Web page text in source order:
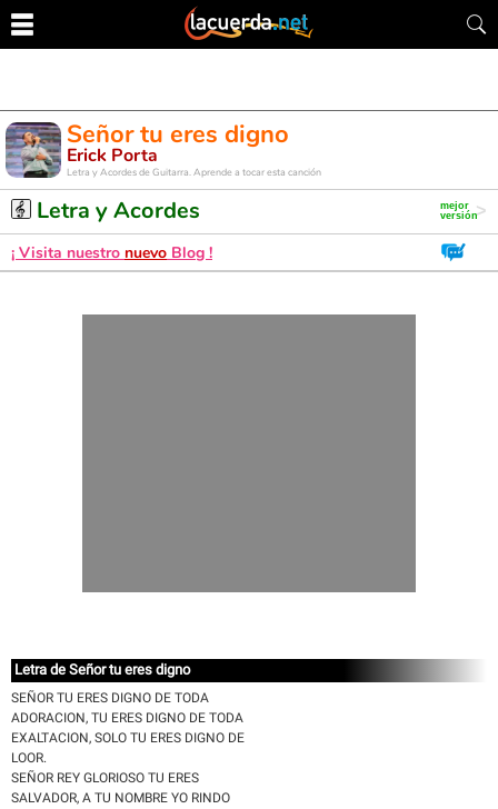
Señor tu eres digno
Erick Porta
Letra y Acordes de Guitarra. Aprende a tocar esta canción
Letra y Acordes
¡ Visita nuestro nuevo Blog !
Letra de Señor tu eres digno
SEÑOR TU ERES DIGNO DE TODA
ADORACION, TU ERES DIGNO DE TODA
EXALTACION, SOLO TU ERES DIGNO DE
LOOR.
SEÑOR REY GLORIOSO TU ERES
SALVADOR, A TU NOMBRE YO RINDO